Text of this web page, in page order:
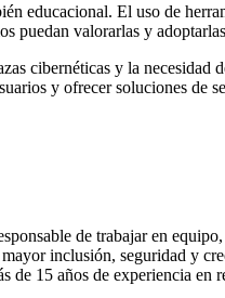
educacional. El uso de
puedan valorarlas y
cibernéticas y la
y ofrecer soluciones de
de trabajar en
inclusión, seguridad y
15 años de experiencia